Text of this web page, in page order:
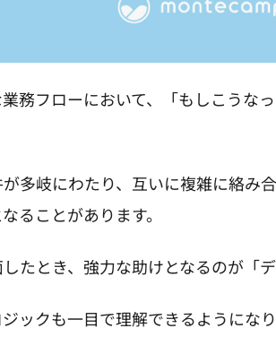
務フローにおいて、「もしこうな
多岐にわたり、互いに複雑に絡み
ることがあります。
たとき、強力な助けとなるのが「
ックも一目で理解できるようにな